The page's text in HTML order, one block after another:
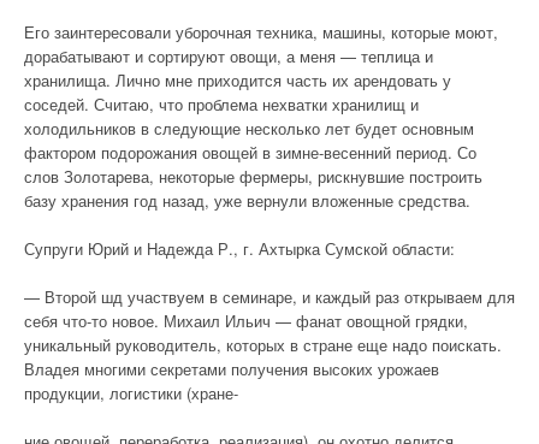
Его заинтересовали уборочная техника, машины, которые моют,
дорабатывают и сортируют овощи, а меня — теплица и
хранилища. Лично мне приходится часть их арендовать у
соседей. Считаю, что проблема нехватки хранилищ и
холодильников в следующие несколько лет будет основным
фактором подорожания овощей в зимне-весенний период. Со
слов Золотарева, некоторые фермеры, рискнувшие построить
базу хранения год назад, уже вернули вложенные средства.
Супруги Юрий и Надежда Р., г. Ахтырка Сумской области:
— Второй шд участвуем в семинаре, и каждый раз открываем для
себя что-то новое. Михаил Ильич — фанат овощной грядки,
уникальный руководитель, которых в стране еще надо поискать.
Владея многими секретами получения высоких урожаев
продукции, логистики (хране-